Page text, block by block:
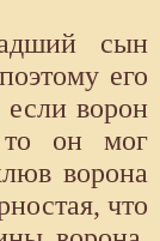
сын
его
если ворон
то он мог
ворона
что